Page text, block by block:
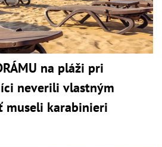
na pláži pri
neverili vlastným
museli karabinieri